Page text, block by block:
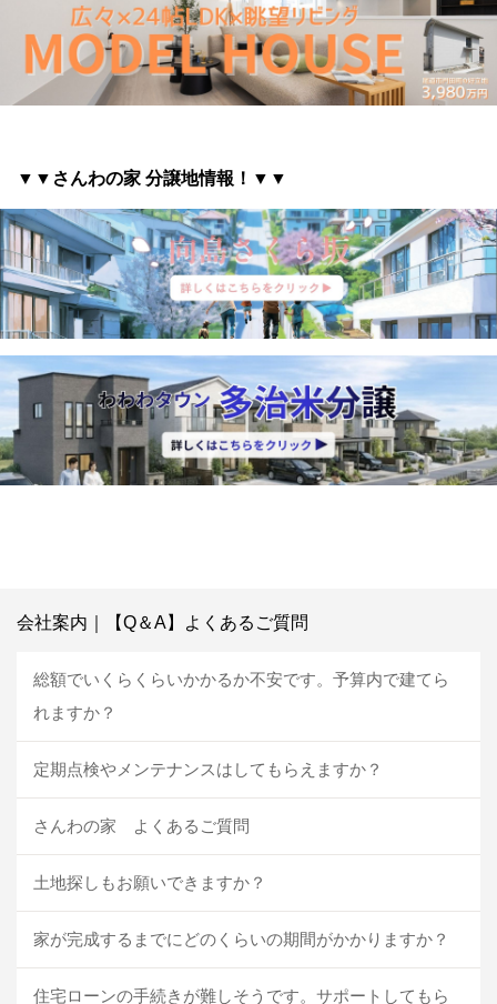
▼▼さんわの家 分譲地情報 ！▼▼
会社案内｜【Q＆A】よくあるご質問
総額でいくらくらいかかるか不安です。予算内で建てら
れますか？
定期点検やメンテナンスはしてもらえますか？
さんわの家 よくあるご質問
土地探しもお願いできますか？
家が完成するまでにどのくらいの期間がかかりますか？
住宅ローンの手続きが難しそうです。サポートしてもら